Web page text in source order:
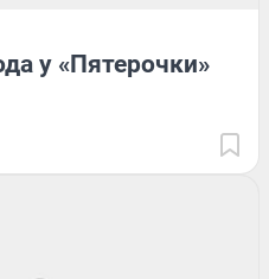
у «Пятерочки»